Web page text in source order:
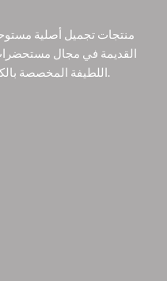
القديمة في مجال
اللطيفة المخصصة بالكامل للعناية بجمالك بأكثر الطرق طبيعية.